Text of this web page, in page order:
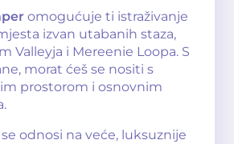
omogućuje ti istraživanje
izvan utabanih staza,
Valleyja i Mereenie Loopa. S
morat ćeš se nositi s
prostorom i osnovnim
se odnosi na veće, luksuznije